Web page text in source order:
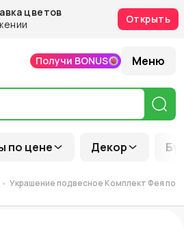
цветов
Открыть
по цене Декор
Получи BONUS Меню
Украшение подвесное Комплект Фея